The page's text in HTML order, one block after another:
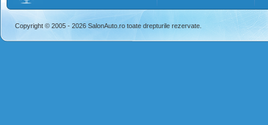
Copyright © 2005 - 2026 SalonAuto.ro toate drepturile rezervate.